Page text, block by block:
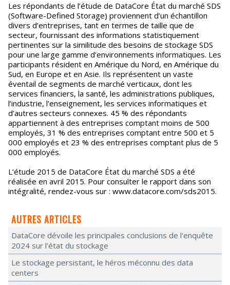
Les répondants de l’étude de DataCore État du marché SDS
(Software-Defined Storage) proviennent d’un échantillon
divers d’entreprises, tant en termes de taille que de
secteur, fournissant des informations statistiquement
pertinentes sur la similitude des besoins de stockage SDS
pour une large gamme d’environnements informatiques. Les
participants résident en Amérique du Nord, en Amérique du
Sud, en Europe et en Asie. Ils représentent un vaste
éventail de segments de marché verticaux, dont les
services financiers, la santé, les administrations publiques,
l’industrie, l’enseignement, les services informatiques et
d’autres secteurs connexes. 45 % des répondants
appartiennent à des entreprises comptant moins de 500
employés, 31 % des entreprises comptant entre 500 et 5
000 employés et 23 % des entreprises comptant plus de 5
000 employés.
L’étude 2015 de DataCore État du marché SDS a été
réalisée en avril 2015. Pour consulter le rapport dans son
intégralité, rendez-vous sur : www.datacore.com/sds2015.
AUTRES ARTICLES
DataCore dévoile les principales conclusions de l'enquête
2024 sur l'état du stockage
Le stockage persistant, le héros méconnu des data
centers